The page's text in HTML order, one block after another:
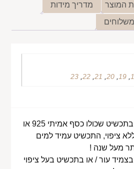
המוצר
מדריך מידות
משלוחים
,
19
,
20
,
21
,
22
,
23
במידה ומדובר בתכשיט שכולו כסף אמיתי 925 או
ציפוי, התכשיט עמיד למים
מעל שנה !
עור / או בתכשיט בעל ציפוי